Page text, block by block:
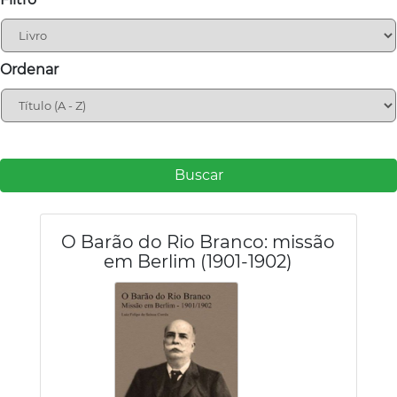
Ordenar
Buscar
O Barão do Rio Branco: missão
em Berlim (1901-1902)